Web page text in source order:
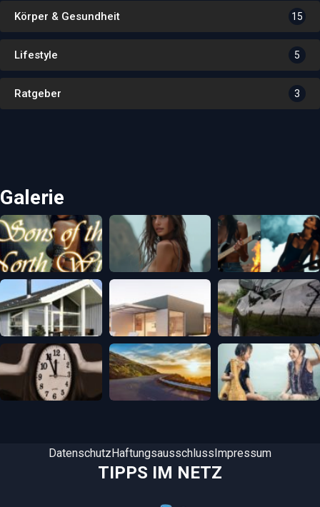
Körper & Gesundheit 15
Lifestyle 5
Ratgeber 3
Galerie
TIPPS IM NETZ
Datenschutz Haftungsausschluss Impressum